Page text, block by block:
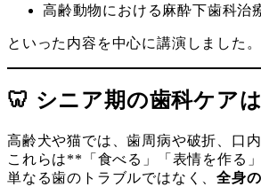
高齢動物における麻酔下歯科治
といった内容を中心に講演しました。
🦷 シニア期の歯科ケア
高齢犬や猫では、歯周病や破折、口
これらは**「食べる」「表情を作る
単なる歯のトラブルではなく、全身